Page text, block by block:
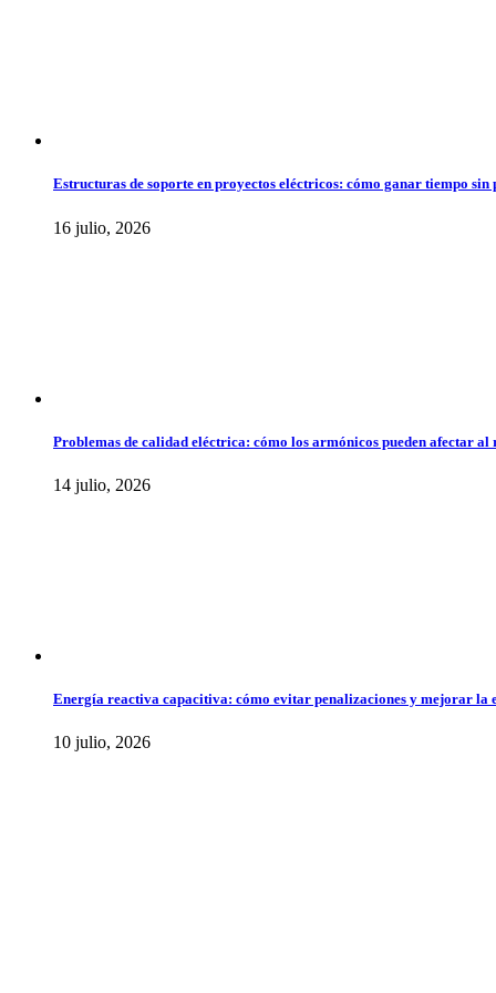
Estructuras de soporte en proyectos eléctricos: cómo ganar tiempo
16 julio, 2026
Problemas de calidad eléctrica: cómo los armónicos pueden afectar
14 julio, 2026
Energía reactiva capacitiva: cómo evitar penalizaciones y mejorar la
10 julio, 2026